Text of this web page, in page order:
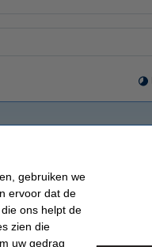
gebruiken we
ervoor dat de
ons helpt de
zien die
uw gedrag